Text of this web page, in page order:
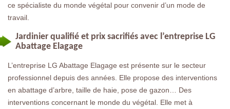
ce spécialiste du monde végétal pour convenir d’un mode de
travail.
Jardinier qualifié et prix sacrifiés avec l’entreprise LG
Abattage Elagage
L’entreprise LG Abattage Elagage est présente sur le secteur
professionnel depuis des années. Elle propose des interventions
en abattage d’arbre, taille de haie, pose de gazon… Des
interventions concernant le monde du végétal. Elle met à